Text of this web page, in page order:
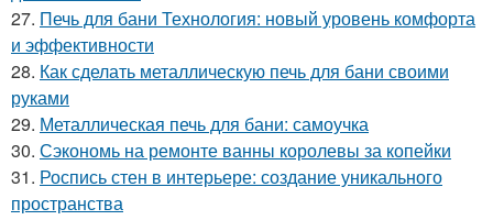
27. Печь для бани Технология: новый уровень комфорта
и эффективности
28. Как сделать металлическую печь для бани своими
руками
29. Металлическая печь для бани: самоучка
30. Сэкономь на ремонте ванны королевы за копейки
31. Роспись стен в интерьере: создание уникального
пространства